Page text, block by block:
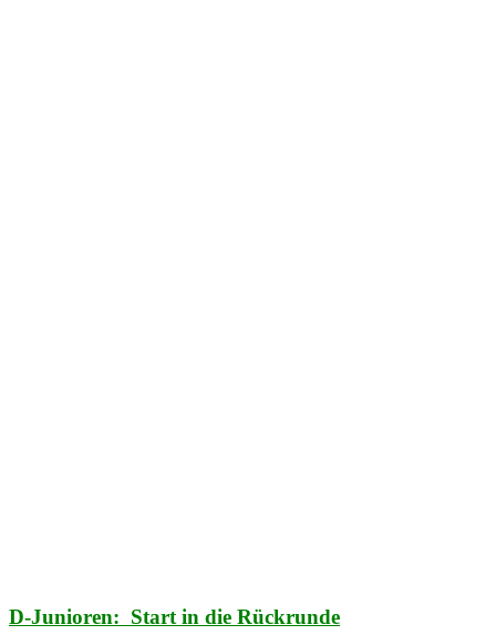
D-Junioren: Start in die Rückrunde